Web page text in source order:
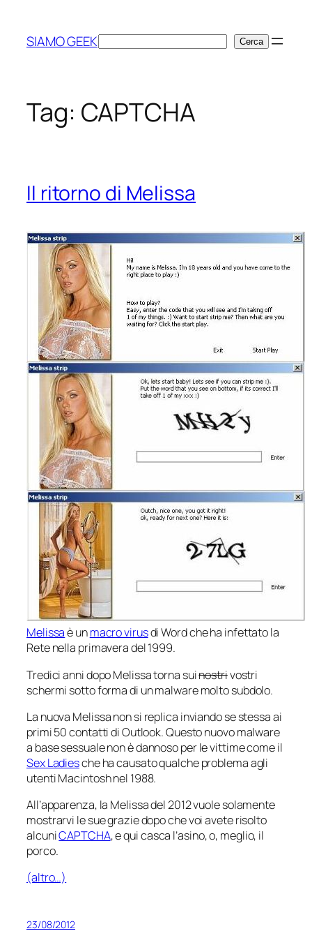
contenuto
SIAMO GEEKCerca Cerca
Tag: CAPTCHA
Il ritorno di Melissa
Melissaè unmacro virusdi Word che ha infettato la
Rete nella primavera del 1999.
Tredici anni dopo Melissa torna suinostrivostri
schermi sotto forma di un malware molto subdolo.
La nuova Melissa non si replica inviando se stessa ai
primi 50 contatti di Outlook. Questo nuovo malware
a base sessuale non è dannoso per le vittime come il
Sex Ladiesche ha causato qualche problema agli
utenti Macintosh nel 1988.
All’apparenza, la Melissa del 2012 vuole solamente
mostrarvi le sue grazie dopo che voi avete risolto
alcuniCAPTCHA, e qui casca l’asino, o, meglio, il
porco.
(altro…)
23/08/2012